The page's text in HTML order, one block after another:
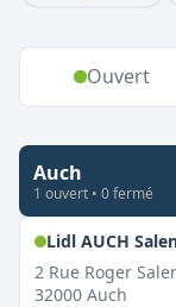
Ouvert
Auch
1 ouvert • 0fermé
Lidl AUCH
2 Rue Roger
32000 Auch